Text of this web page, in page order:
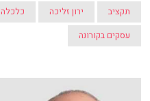
תקציב ירון זליכה כלכלה
עסקים בקורונה